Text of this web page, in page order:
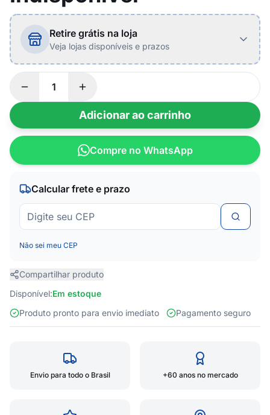
Retire grátis na loja
Veja lojas disponíveis e prazos
Adicionar ao carrinho
Compre no WhatsApp
Calcular frete e prazo
Não sei meu CEP
Compartilhar produto
Disponível:Em estoque
Produto pronto para envio imediato
Pagamento seguro
Envio para todo o Brasil +60 anos no mercado